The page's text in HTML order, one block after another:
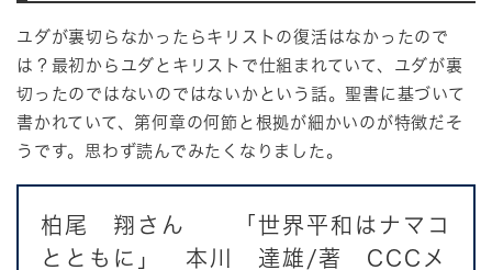
ユダが裏切らなかったらキリストの復活はなかったので
は？最初からユダとキリストで仕組まれていて、ユダが裏
切ったのではないのではないかという話。聖書に基づいて
書かれていて、第何章の何節と根拠が細かいのが特徴だそ
うです。思わず読んでみたくなりました。
柏尾 翔さん 「世界平和はナマコ
とともに」 本川 達雄/著 CCCメ